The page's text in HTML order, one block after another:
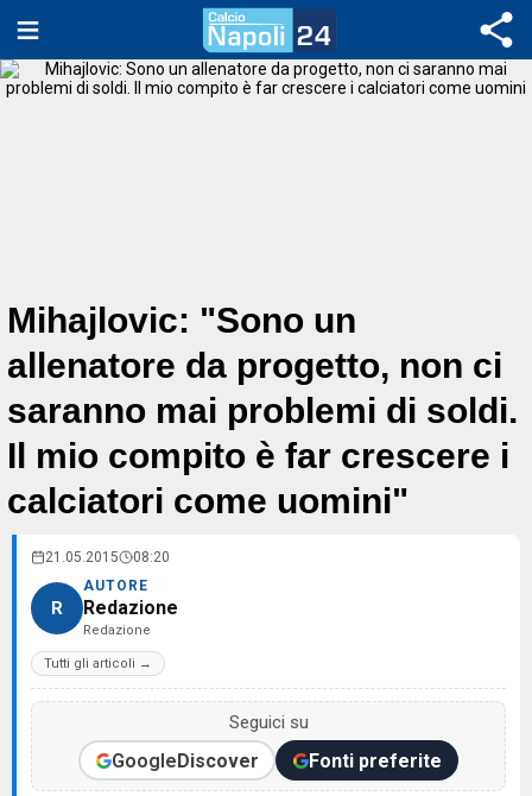
Mihajlovic: "Sono un
allenatore da progetto, non ci
saranno mai problemi di soldi.
Il mio compito è far crescere i
calciatori come uomini"
21.05.2015 08:20
R
AUTORE
Redazione
Redazione
Tutti gli articoli →
Seguici su
GoogleDiscover Fonti preferite